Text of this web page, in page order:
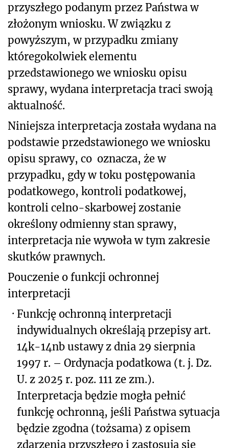
przyszłego podanym przez Państwa w
złożonym wniosku. W związku z
powyższym, w przypadku zmiany
któregokolwiek elementu
przedstawionego we wniosku opisu
sprawy, wydana interpretacja traci swoją
aktualność.
Niniejsza interpretacja została wydana na
podstawie przedstawionego we wniosku
opisu sprawy, co oznacza, że w
przypadku, gdy w toku postępowania
podatkowego, kontroli podatkowej,
kontroli celno-skarbowej zostanie
określony odmienny stan sprawy,
interpretacja nie wywoła w tym zakresie
skutków prawnych.
Pouczenie o funkcji ochronnej
interpretacji
· Funkcję ochronną interpretacji
indywidualnych określają przepisy art.
14k-14nb ustawy z dnia 29 sierpnia
1997 r. – Ordynacja podatkowa (t. j. Dz.
U. z 2025 r. poz. 111 ze zm.).
Interpretacja będzie mogła pełnić
funkcję ochronną, jeśli Państwa sytuacja
będzie zgodna (tożsama) z opisem
zdarzenia przyszłego i zastosują się